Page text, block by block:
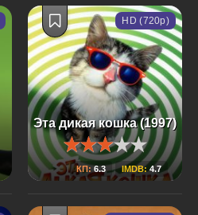
Эта дикая кошка (1997)
КП: 6.3 IMDB:4.7
HD (720p)